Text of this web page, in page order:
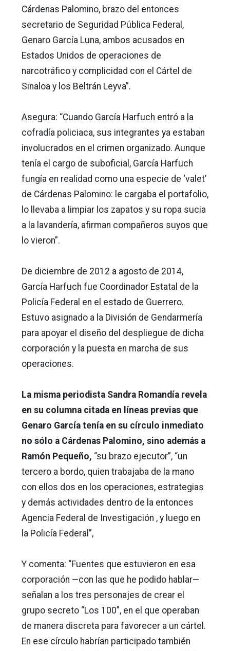
Cárdenas Palomino, brazo del entonces
secretario de Seguridad Pública Federal,
Genaro García Luna, ambos acusados en
Estados Unidos de operaciones de
narcotráfico y complicidad con el Cártel de
Sinaloa y los Beltrán Leyva”.
Asegura: “Cuando García Harfuch entró a la
cofradía policiaca, sus integrantes ya estaban
involucrados en el crimen organizado. Aunque
tenía el cargo de suboficial, García Harfuch
fungía en realidad como una especie de ‘valet’
de Cárdenas Palomino: le cargaba el portafolio,
lo llevaba a limpiar los zapatos y su ropa sucia
a la lavandería, afirman compañeros suyos que
lo vieron”.
De diciembre de 2012 a agosto de 2014,
García Harfuch fue Coordinador Estatal de la
Policía Federal en el estado de Guerrero.
Estuvo asignado a la División de Gendarmería
para apoyar el diseño del despliegue de dicha
corporación y la puesta en marcha de sus
operaciones.
La misma periodista Sandra Romandía revela
en su columna citada en líneas previas que
Genaro García tenía en su círculo inmediato
no sólo a Cárdenas Palomino, sino además a
Ramón Pequeño, “su brazo ejecutor”, “un
tercero a bordo, quien trabajaba de la mano
con ellos dos en los operaciones, estrategias
y demás actividades dentro de la entonces
Agencia Federal de Investigación , y luego en
la Policía Federal”,
Y comenta: “Fuentes que estuvieron en esa
corporación —con las que he podido hablar—
señalan a los tres personajes de crear el
grupo secreto “Los 100”, en el que operaban
de manera discreta para favorecer a un cártel.
En ese círculo habrían participado también